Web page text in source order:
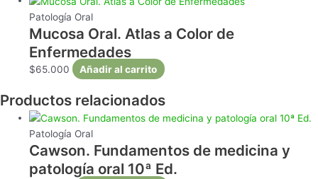
Patología Oral
Mucosa Oral. Atlas a Color de
Enfermedades
$65.000 Añadir al carrito
Productos relacionados
Patología Oral
Cawson. Fundamentos de medicina y
patología oral 10ª Ed.